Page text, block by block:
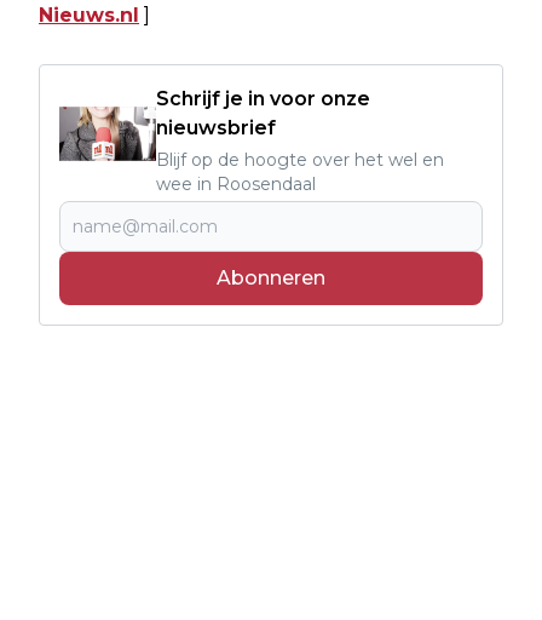
Nieuws.nl
Schrijf je in voor onze
nieuwsbrief
Blijf op de hoogte over het wel en
wee in Roosendaal
Abonneren